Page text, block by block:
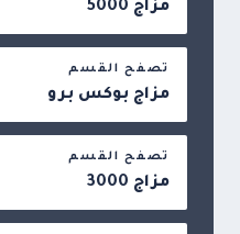
مزاج 5000
تصفح القسم
مزاج بوكس برو
تصفح القسم
مزاج 3000